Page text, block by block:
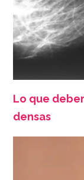
Lo que
densas